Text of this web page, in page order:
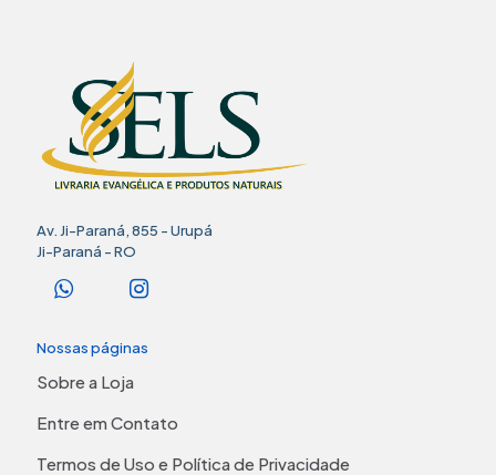
Av. Ji-Paraná, 855 - Urupá
Ji-Paraná - RO
Nossas páginas
Sobre a Loja
Entre em Contato
Termos de Uso e Política de Privacidade